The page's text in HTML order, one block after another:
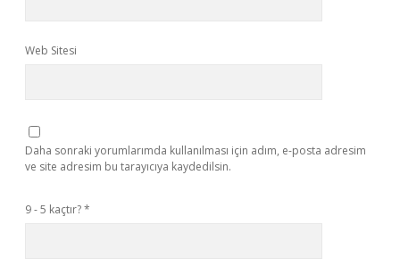
Web Sitesi
Daha sonraki yorumlarımda kullanılması için adım, e-posta adresim
ve site adresim bu tarayıcıya kaydedilsin.
9 - 5 kaçtır?*